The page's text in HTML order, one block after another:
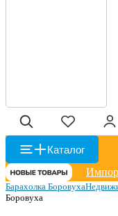
Каталог
Барахолка Боровуха
Боровуха